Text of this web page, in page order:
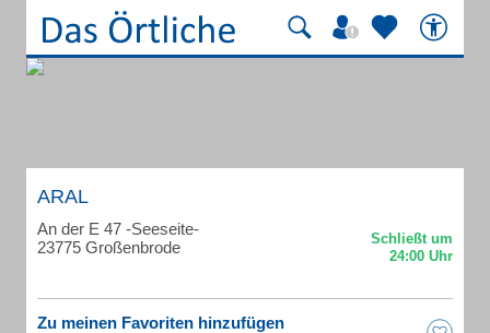
ARAL
An der E 47 -Seeseite-
23775 Großenbrode
Zu meinen Favoriten hinzufügen